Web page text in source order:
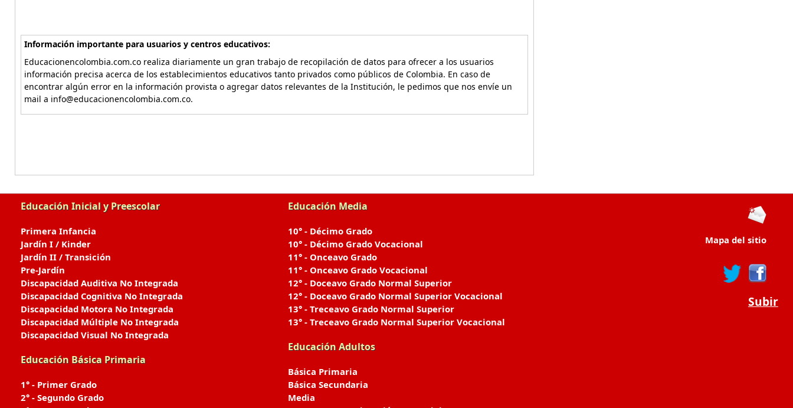
Información importante para usuarios y centros educativos:
Educacionencolombia.com.co realiza diariamente un gran trabajo de recopilación de datos para ofrecer a los usuarios
información precisa acerca de los establecimientos educativos tanto privados como públicos de Colombia. En caso de
encontrar algún error en la información provista o agregar datos relevantes de la Institución, le pedimos que nos envíe un
mail a info@educacionencolombia.com.co.
Educación Inicial y Preescolar
Primera Infancia
Jardín I / Kinder
Jardín II / Transición
Pre-Jardín
Discapacidad Auditiva No Integrada
Discapacidad Cognitiva No Integrada
Discapacidad Motora No Integrada
Discapacidad Múltiple No Integrada
Discapacidad Visual No Integrada
Educación Básica Primaria
1° - Primer Grado
2° - Segundo Grado
Educación Media
10° - Décimo Grado
10° - Décimo Grado Vocacional
11° - Onceavo Grado
11° - Onceavo Grado Vocacional
12° - Doceavo Grado Normal Superior
12° - Doceavo Grado Normal Superior Vocacional
13° - Treceavo Grado Normal Superior
13° - Treceavo Grado Normal Superior Vocacional
Educación Adultos
Básica Primaria
Básica Secundaria
Media
Mapa del sitio
Subir